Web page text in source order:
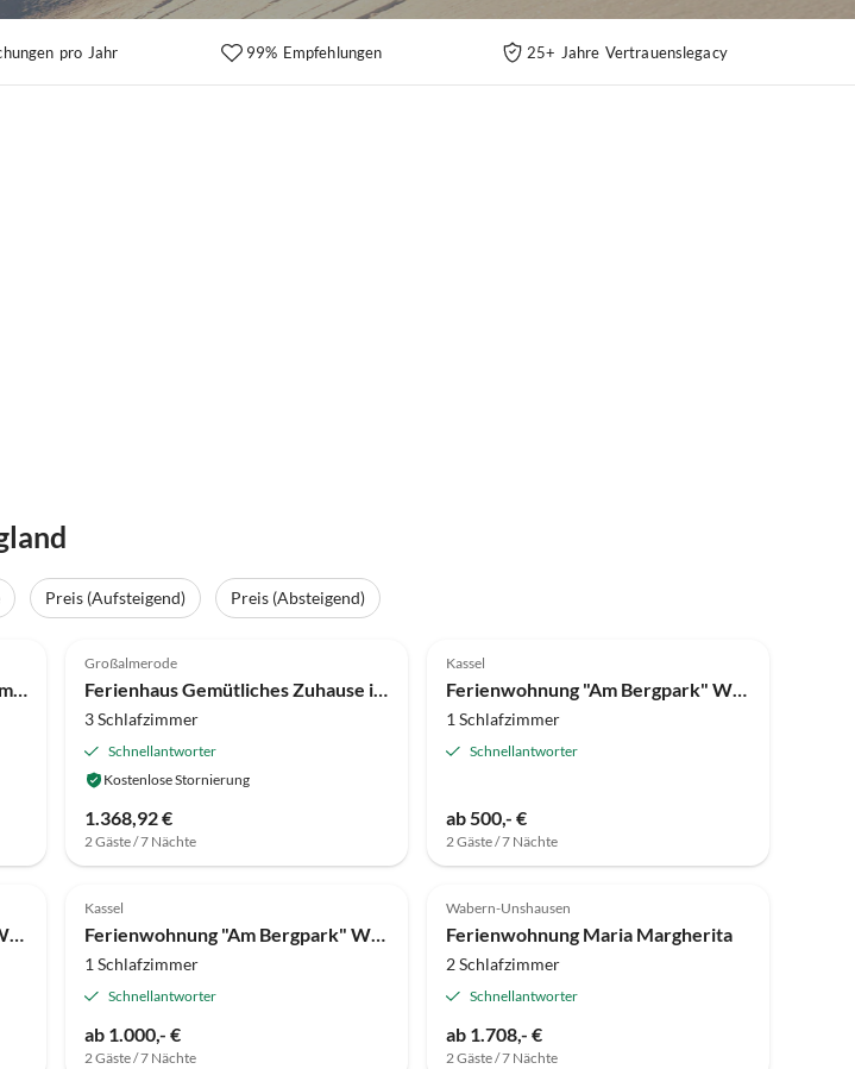
pro Jahr 99% Empfehlungen 25+ Jahre Vertrauenslegacy
Preis (Aufsteigend) Preis (Absteigend)
Ferienhaus in Homberg bei Wassmuthshausen
Großalmerode
Ferienhaus Gemütliches Zuhause in Wanderregion
3 Schlafzimmer
Schnellantworter
Kostenlose Stornierung
1.368,92 €
2 Gäste / 7 Nächte
Kassel
Ferienwohnung "Am Bergpark" Wohnung Herkules
1 Schlafzimmer
Schnellantworter
ab 500,- €
2 Gäste / 7 Nächte
Ferienwohnung "Am Bergpark" Wohnung Löwenburg
Top-Inserat
5.0 (1)
Kassel
Ferienwohnung "Am Bergpark" Wohnung Kaskade
1 Schlafzimmer
Schnellantworter
ab 1.000,- €
2 Gäste / 7 Nächte
Top-Inserat
Wabern-Unshausen
Ferienwohnung Maria Margherita
2 Schlafzimmer
Schnellantworter
ab 1.708,- €
2 Gäste / 7 Nächte